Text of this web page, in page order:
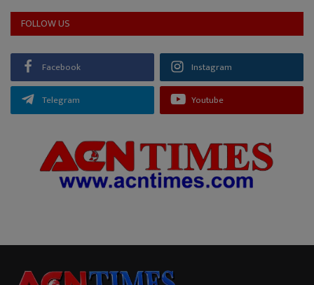
FOLLOW US
Facebook Instagram
Telegram Youtube